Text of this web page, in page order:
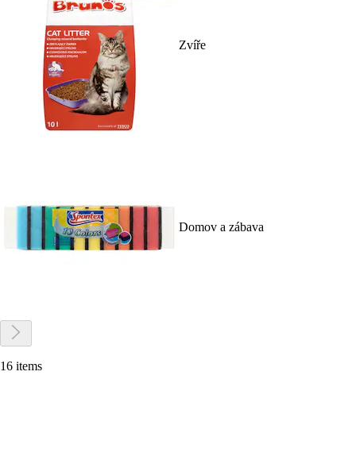
Zvíře
Domov a zábava
16 items